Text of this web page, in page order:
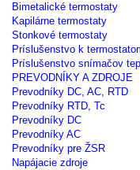
Bimetalické termostaty
Kapilárne termostaty
Stonkové termostaty
Príslušenstvo k
Príslušenstvo snímačov
PREVODNÍKY A ZDROJE
Prevodníky DC, AC, RTD
Prevodníky RTD, Tc
Prevodníky DC
Prevodníky AC
Prevodníky pre ŽSR
Napájacie zdroje